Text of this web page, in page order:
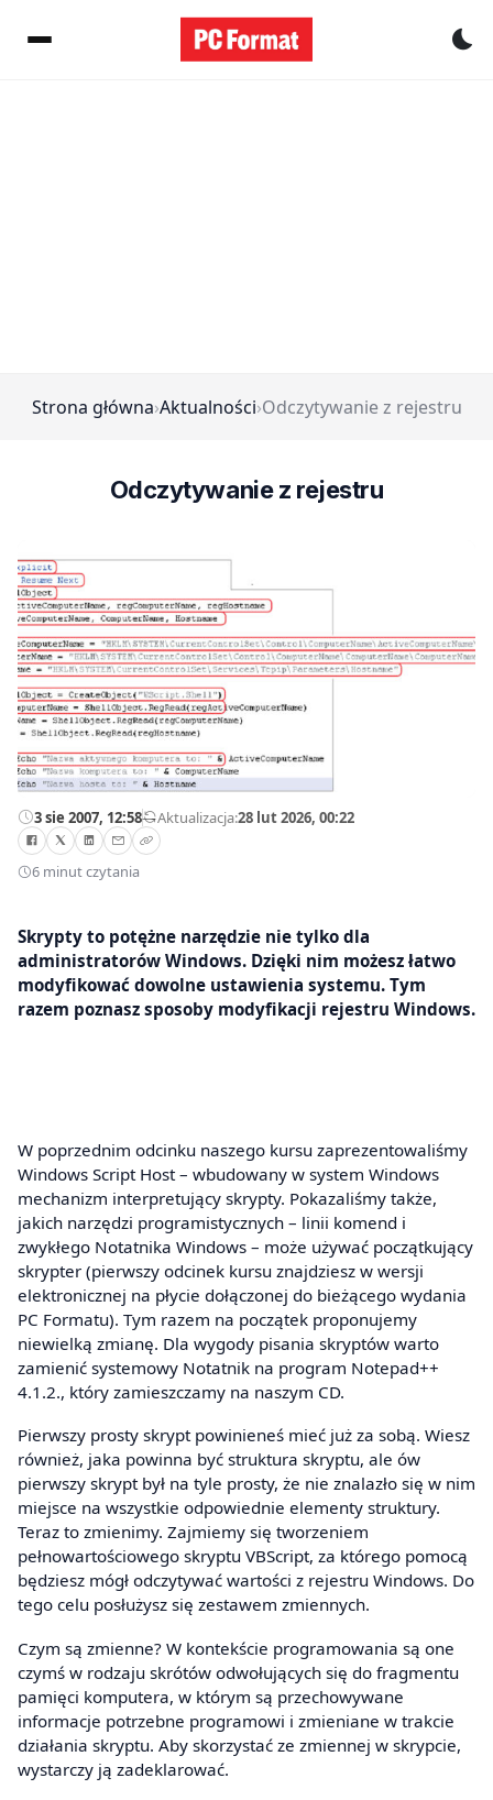
Strona główna›Aktualności›Odczytywanie z rejestru
Odczytywanie z rejestru
3 sie 2007, 12:58—Aktualizacja:28 lut 2026, 00:22
6 minut czytania
Skrypty to potężne narzędzie nie tylko dla
administratorów Windows. Dzięki nim możesz łatwo
modyfikować dowolne ustawienia systemu. Tym
razem poznasz sposoby modyfikacji rejestru Windows.
W poprzednim odcinku naszego kursu zaprezentowaliśmy
Windows Script Host – wbudowany w system Windows
mechanizm interpretujący skrypty. Pokazaliśmy także,
jakich narzędzi programistycznych – linii komend i
zwykłego Notatnika Windows – może używać początkujący
skrypter (pierwszy odcinek kursu znajdziesz w wersji
elektronicznej na płycie dołączonej do bieżącego wydania
PC Formatu). Tym razem na początek proponujemy
niewielką zmianę. Dla wygody pisania skryptów warto
zamienić systemowy Notatnik na program Notepad++
4.1.2., który zamieszczamy na naszym CD.
Pierwszy prosty skrypt powinieneś mieć już za sobą. Wiesz
również, jaka powinna być struktura skryptu, ale ów
pierwszy skrypt był na tyle prosty, że nie znalazło się w nim
miejsce na wszystkie odpowiednie elementy struktury.
Teraz to zmienimy. Zajmiemy się tworzeniem
pełnowartościowego skryptu VBScript, za którego pomocą
będziesz mógł odczytywać wartości z rejestru Windows. Do
tego celu posłużysz się zestawem zmiennych.
Czym są zmienne? W kontekście programowania są one
czymś w rodzaju skrótów odwołujących się do fragmentu
pamięci komputera, w którym są przechowywane
informacje potrzebne programowi i zmieniane w trakcie
działania skryptu. Aby skorzystać ze zmiennej w skrypcie,
wystarczy ją zadeklarować.